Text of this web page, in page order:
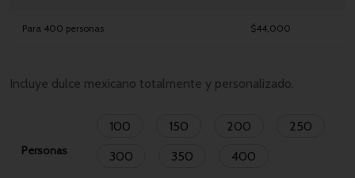
Para 400 personas $44,000
Incluye dulce mexicano totalmente y personalizado.
Personas
100 150 200
250
300
350 400